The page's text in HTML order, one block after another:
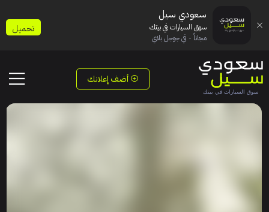
أضف إعلانك
سعودي سيل
سوق السيارات في بيتك
مجاناً - في جوجل بلاي
تحميل